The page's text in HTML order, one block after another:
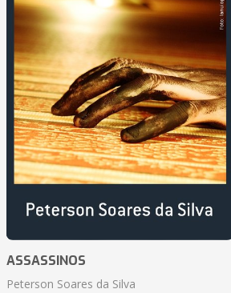
ASSASSINOS
Peterson Soares da Silva